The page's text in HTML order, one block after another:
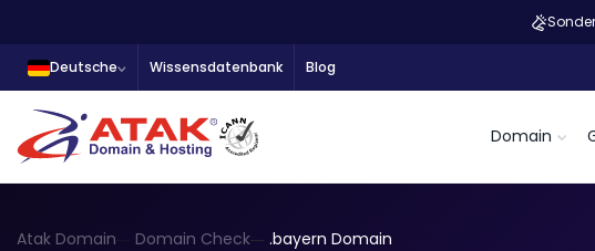
Deutsche Wissensdatenbank Blog
Domain
Atak Domain Domain Check .bayern Domain